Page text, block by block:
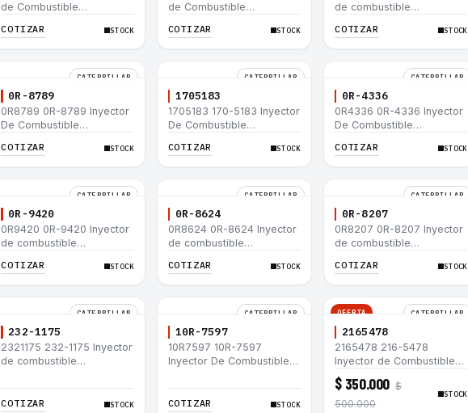
de Combustible
IT12B IT14F IT14B 910E
COTIZAR STOCK
de Combustible
IT12B IT14F IT14B 910E
COTIZAR STOCK
de combustible
320-A N 320-A 320N
COTIZAR STOCK
CATERPILLAR
0R-8789
0R8789 0R-8789 Inyector
De Combustible
3406B 3406C RM-350B
COTIZAR STOCK
CATERPILLAR
1705183
1705183 170-5183 Inyector
De Combustible
330B 160H 12G 12H 140G
COTIZAR STOCK
CATERPILLAR
0R-4336
0R4336 0R-4336 Inyector
De Combustible
330B 160H 12G 12H 140G
COTIZAR STOCK
CATERPILLAR
0R-9420
0R9420 0R-9420 Inyector
de combustible
775D D9R D10R 657E 631E
COTIZAR STOCK
CATERPILLAR
0R-8624
0R8624 0R-8624 Inyector
de combustible
775D D9R D10R 657E 631E
COTIZAR STOCK
CATERPILLAR
0R-8207
0R8207 0R-8207 Inyector
de combustible
775D D9R D10R 657E 631E
COTIZAR STOCK
CATERPILLAR
232-1175
2321175 232-1175 Inyector
de combustible
988F II
COTIZAR STOCK
CATERPILLAR
10R-7597
10R7597 10R-7597
Inyector De Combustible
L
COTIZAR STOCK
OFERTA CATERPILLAR
2165478
2165478 216-5478
Inyector de Combustible
para motor Caterpillar
3044C minicargador 236B
246B Bulldozer D3G D4G
$ 350.000 $
500.000
STOCK